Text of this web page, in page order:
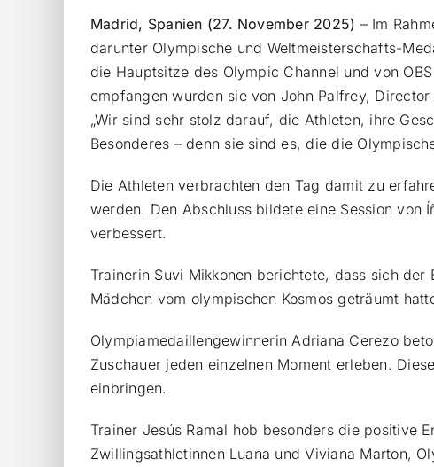
Madrid, Spanien (27. November 2025) – Im
darunter Olympische und Weltmeisterschafts-
die Hauptsitze des Olympic Channel und von
empfangen wurden sie von John Palfrey,
„Wir sind sehr stolz darauf, die Athleten, ihre
Besonderes – denn sie sind es, die die
Die Athleten verbrachten den Tag damit zu
werden. Den Abschluss bildete eine Session
verbessert.
Trainerin Suvi Mikkonen berichtete, dass sich
Mädchen vom olympischen Kosmos geträumt
Olympiamedaillengewinnerin Adriana Cerezo
Zuschauer jeden einzelnen Moment erleben.
einbringen.
Trainer Jesús Ramal hob besonders die positive
Zwillingsathletinnen Luana und Viviana Marton,